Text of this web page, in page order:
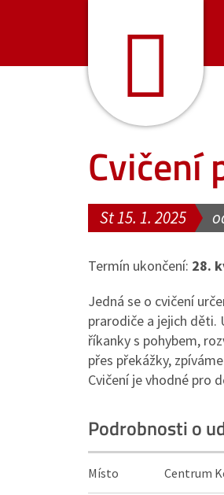
Cvičení
St 15. 1. 2025
Termín ukončení: 28.
Jedná se o cvičení
prarodiče a jejich děti.
říkanky s pohybem,
přes překážky,
Cvičení je vhodné pro
Podrobnosti o
Místo Centrum